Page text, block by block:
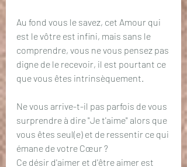
Au fond vous le savez, cet Amour qui
est le vôtre est infini, mais sans le
comprendre, vous ne vous pensez pas
digne de le recevoir, il est pourtant ce
que vous êtes intrinsèquement.
Ne vous arrive-t-il pas parfois de vous
surprendre à dire "Je t'aime" alors que
vous êtes seul(e) et de ressentir ce qui
émane de votre Cœur ?
Ce désir d'aimer et d'être aimer est